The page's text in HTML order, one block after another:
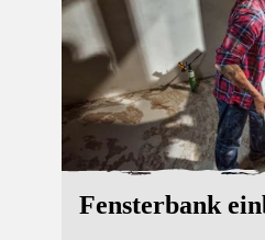
Fensterbank